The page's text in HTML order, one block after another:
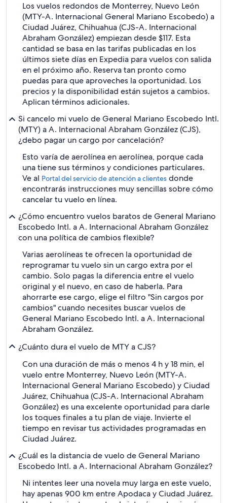
Los vuelos redondos de Monterrey, Nuevo León
(MTY-A. Internacional General Mariano Escobedo) a
Ciudad Juárez, Chihuahua (CJS-A. Internacional
Abraham González) empiezan desde $117. Esta
cantidad se basa en las tarifas publicadas en los
últimos siete días en Expedia para vuelos con salida
en el próximo año. Reserva tan pronto como
puedas para que aproveches la oportunidad. Los
precios y la disponibilidad están sujetos a cambios.
Aplican términos adicionales.
Si cancelo mi vuelo de General Mariano Escobedo Intl.
(MTY) a A. Internacional Abraham González (CJS),
¿debo pagar un cargo por cancelación?
Esto varía de aerolínea en aerolínea, porque cada
una tiene sus términos y condiciones particulares.
Ve al Portal del servicio de atención a clientes donde
encontrarás instrucciones muy sencillas sobre cómo
cancelar tu vuelo en línea.
¿Cómo encuentro vuelos baratos de General Mariano
Escobedo Intl. a A. Internacional Abraham González
con una política de cambios flexible?
Varias aerolíneas te ofrecen la oportunidad de
reprogramar tu vuelo sin un cargo extra por el
cambio. Solo pagas la diferencia entre el vuelo
original y el nuevo, en caso de haberla. Para
ahorrarte ese cargo, elige el filtro "Sin cargos por
cambios" cuando necesites buscar vuelos de
General Mariano Escobedo Intl. a A. Internacional
Abraham González.
¿Cuánto dura el vuelo de MTY a CJS?
Con una duración de más o menos 4 h y 18 min, el
vuelo entre Monterrey, Nuevo León (MTY-A.
Internacional General Mariano Escobedo) y Ciudad
Juárez, Chihuahua (CJS-A. Internacional Abraham
González) es una excelente oportunidad para darle
los toques finales a tu plan de viaje. Invierte el
tiempo en revisar tus actividades programadas en
Ciudad Juárez.
¿Cuál es la distancia de vuelo de General Mariano
Escobedo Intl. a A. Internacional Abraham González?
Ni intentes leer una novela muy larga en este vuelo,
hay apenas 900 km entre Apodaca y Ciudad Juárez.